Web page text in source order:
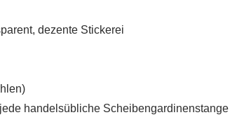
dezente Stickerei
handelsübliche Scheibengardinenstange
WUNSCHLISTE ERSTELLEN
ANMELDEN
können.